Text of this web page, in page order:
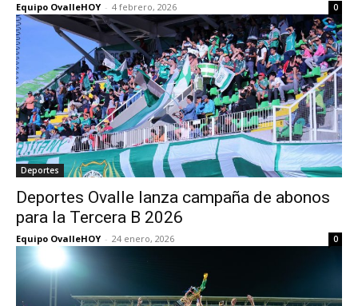
Equipo OvalleHOY - 4 febrero, 2026 0
Deportes
Deportes Ovalle lanza campaña de abonos
para la Tercera B 2026
Equipo OvalleHOY - 24 enero, 2026 0